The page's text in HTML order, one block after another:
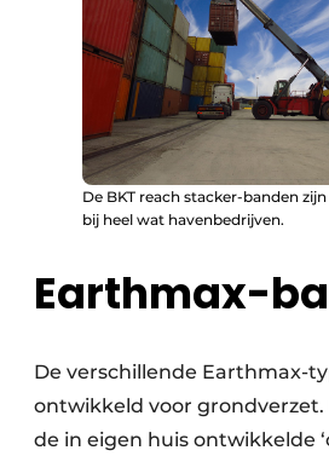
De BKT reach stacker-banden
bij heel wat havenbedrijven.
Earthmax-
De verschillende Earthmax-
ontwikkeld voor
de in eigen huis ontwikkelde